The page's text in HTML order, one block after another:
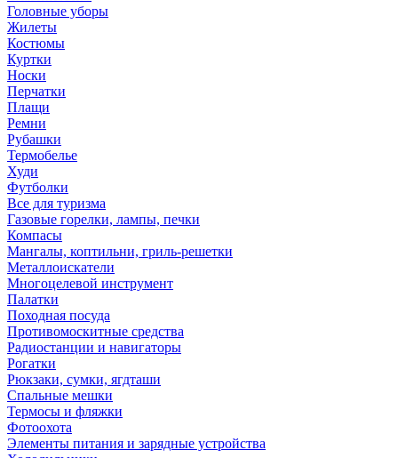
Головные уборы
Жилеты
Костюмы
Куртки
Носки
Перчатки
Плащи
Ремни
Рубашки
Термобелье
Худи
Футболки
Все для туризма
Газовые горелки, лампы, печки
Компасы
Мангалы, коптильни, гриль-решетки
Металлоискатели
Многоцелевой инструмент
Палатки
Походная посуда
Противомоскитные средства
Радиостанции и навигаторы
Рогатки
Рюкзаки, сумки, ягдташи
Спальные мешки
Термосы и фляжки
Фотоохота
Элементы питания и зарядные устройства